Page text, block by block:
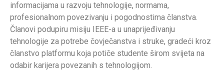
informacijama u razvoju tehnologije, normama,
profesionalnom povezivanju i pogodnostima članstva.
Članovi podupiru misiju IEEE-a u unaprijeđivanju
tehnologije za potrebe čovječanstva i struke, gradeći kroz
članstvo platformu koja potiče studente širom svijeta na
odabir karijera povezanih s tehnologijom.